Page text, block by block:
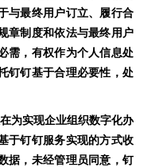
与最终用户订立、履行合
章制度和依法与最终用户
需，有权作为个人信息处
钉钉基于合理必要性，处
为实现企业组织数字化办
于钉钉服务实现的方式收
据，未经管理员同意，钉